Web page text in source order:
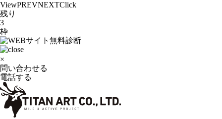
ViewPREVNEXTClick
残り
3
枠
×
問い合わせる
電話する